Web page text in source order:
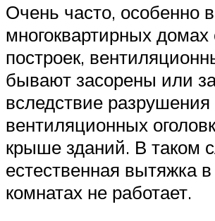
Очень часто, особенно в
многоквартирных домах
построек,
бывают засорены или
вследствие разрушения
вентиляционных
крыше зданий. В таком
естественная вытяжка
комнатах не работает.